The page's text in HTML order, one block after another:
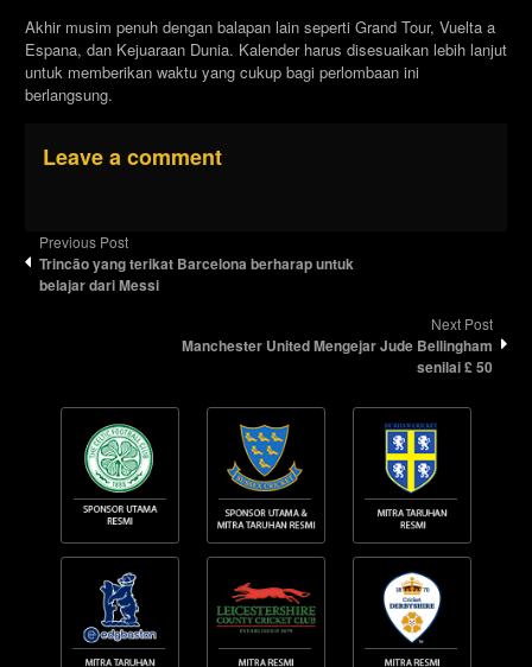
Akhir musim penuh dengan balapan lain seperti Grand Tour, Vuelta a
Espana, dan Kejuaraan Dunia. Kalender harus disesuaikan lebih lanjut
untuk memberikan waktu yang cukup bagi perlombaan ini
berlangsung.
Leave a comment
Previous Post
Trincão yang terikat Barcelona berharap untuk
belajar dari Messi
Next Post
Manchester United Mengejar Jude Bellingham
senilai £ 50